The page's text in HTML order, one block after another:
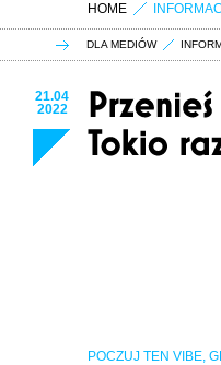
HOME
DLA MEDIÓW
21.04
2022
POCZUJ TEN VIBE,